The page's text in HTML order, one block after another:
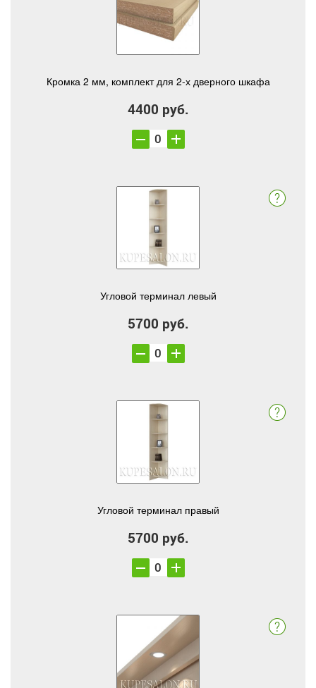
Кромка 2 мм, комплект для 2-х дверного шкафа
4400 руб.
Угловой терминал левый
5700 руб.
Угловой терминал правый
5700 руб.